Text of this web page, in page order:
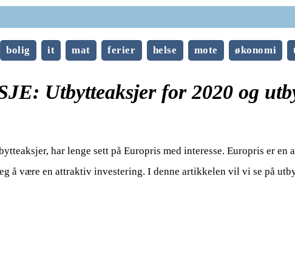
bolig it mat ferier helse mote økonomi
Utbytteaksjer for 2020 og
har lenge sett på Europris med interesse. Europris er en
å være en attraktiv investering. I denne artikkelen vil vi se på